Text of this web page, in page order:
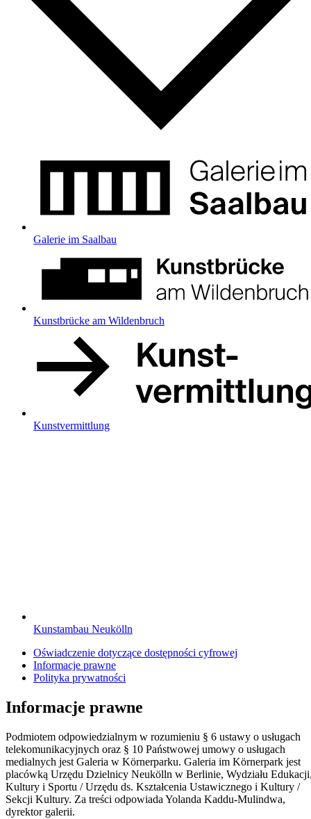
Galerie im Saalbau
Kunstbrücke am Wildenbruch
Kunstvermittlung
Kunstambau Neukölln
Oświadczenie dotyczące dostępności cyfrowej
Informacje prawne
Polityka prywatności
Informacje prawne
Podmiotem odpowiedzialnym w rozumieniu § 6 ustawy o usługach
telekomunikacyjnych oraz § 10 Państwowej umowy o usługach
medialnych jest Galeria w Körnerparku. Galeria im Körnerpark jest
placówką Urzędu Dzielnicy Neukölln w Berlinie, Wydziału
Kultury i Sportu / Urzędu ds. Kształcenia Ustawicznego i Kultury /
Sekcji Kultury. Za treści odpowiada Yolanda Kaddu-Mulindwa,
dyrektor galerii.